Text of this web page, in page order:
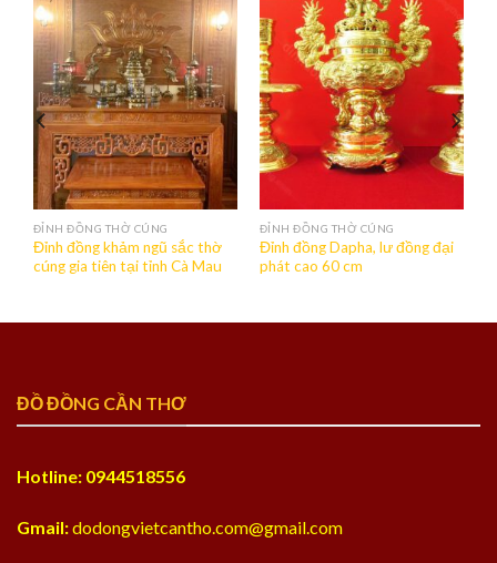
ĐỈNH ĐỒNG THỜ CÚNG
Đỉnh đồng khảm ngũ sắc thờ
cúng gia tiên tại tỉnh Cà Mau
ĐỈNH ĐỒNG THỜ CÚNG
Đỉnh đồng Dapha, lư đồng đại
phát cao 60 cm
ĐỒ ĐỒNG CẦN THƠ
Hotline: 0944518556
Gmail:dodongvietcantho.com@gmail.com